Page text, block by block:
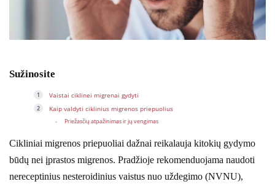
Sužinosite
Vaistai ciklinei migrenai gydyti
Kaip valdyti ciklinius migrenos priepuolius
Priežasčių atpažinimas ir jų vengimas
Cikliniai migrenos priepuoliai dažnai reikalauja kitokių gydymo
būdų nei įprastos migrenos. Pradžioje rekomenduojama naudoti
nereceptinius nesteroidinius vaistus nuo uždegimo (NVNU),